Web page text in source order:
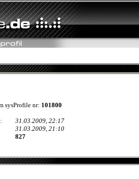
sysProfile nr: 101800
31.03.2009, 22:17
31.03.2009, 21:10
827